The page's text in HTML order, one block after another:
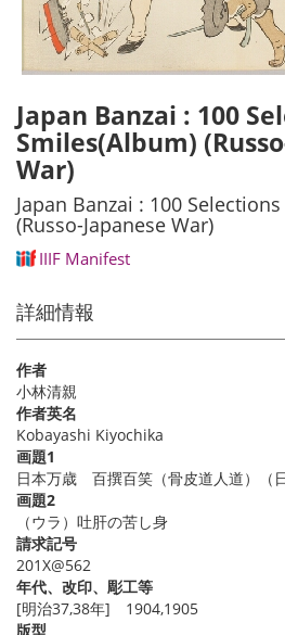
Japan Banzai : 100
Smiles(Album)
War)
Japan Banzai : 100
(Russo-Japanese War)
IIIF Manifest
詳細情報
作者
小林清親
作者英名
Kobayashi Kiyochika
画題1
日本万歳 百撰百笑（骨皮道人道）（日
画題2
（ウラ）吐肝の苦し身
請求記号
201X@562
年代、改印、彫工等
[明治37,38年] 1904,1905
版型